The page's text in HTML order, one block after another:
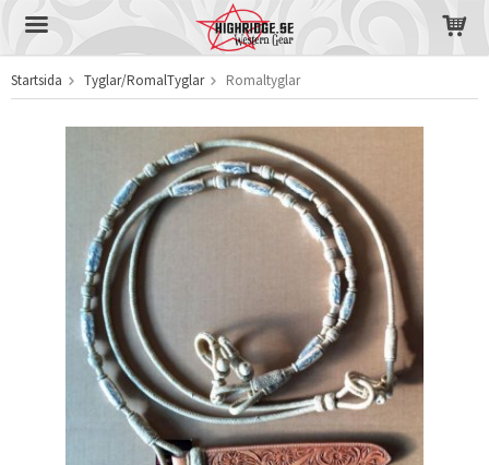
Produkten har blivit tillagd i varukorgen
Startsida Tyglar/RomalTyglar Romaltyglar